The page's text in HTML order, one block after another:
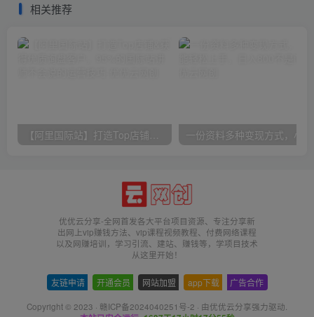
相关推荐
优优云分享-全网首发各大平台项目资源、专注分享新
出网上vip赚钱方法、vip课程视频教程、付费网络课程
以及网赚培训，学习引流、建站、赚钱等，学项目技术
从这里开始！
友链申请 开通会员 网站加盟 app下载 广告合作
Copyright © 2023 · 赣ICP备2024040251号-2 · 由优优云分享强力驱动.